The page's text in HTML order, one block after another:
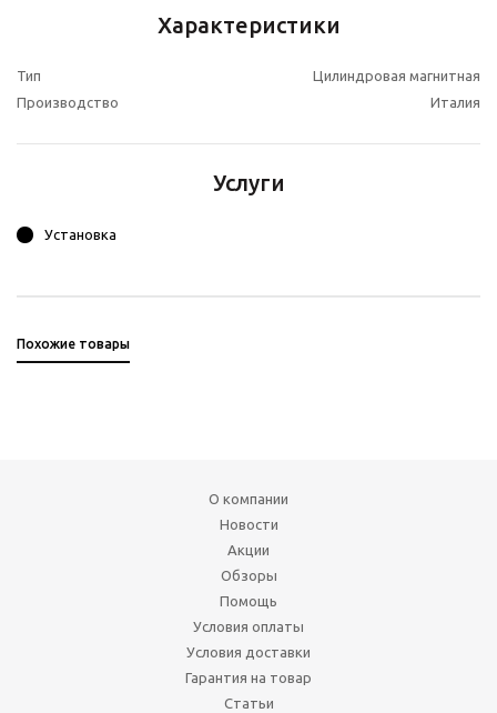
Характеристики
Тип
Цилиндровая магнитная
Производство
Италия
Услуги
Установка
Похожие товары
О компании
Новости
Акции
Обзоры
Помощь
Условия оплаты
Условия доставки
Гарантия на товар
Статьи